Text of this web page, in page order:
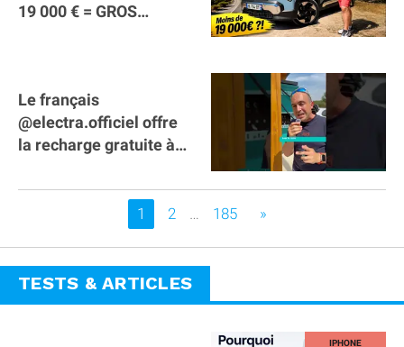
19 000 € = GROS
Le français
@electra.officiel offre
la recharge gratuite à
électriques de Gironde
Vous êtes sur la page
1 2 … 185 »
TESTS & ARTICLES